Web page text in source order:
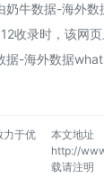
奶牛数据-海外
录时，该网页
据-海外数据
力于优
本文地址
http://
载请注明